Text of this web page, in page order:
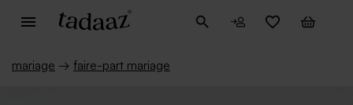
mariage → faire-part mariage